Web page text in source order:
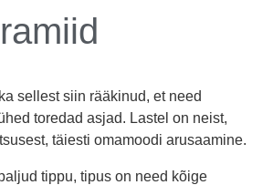
sellest siin rääkinud, et need
toredad asjad. Lastel on neist,
täiesti omamoodi arusaamine.
tippu, tipus on need kõige